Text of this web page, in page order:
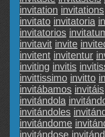
invitation invitations
invitato invitatoria
invitatorios
invitavit invite
invitent invitentur
inviting invitis
invittissimo invitto
invitábamos invitáis
invitándola
invitándoles
invitándome
invitándose